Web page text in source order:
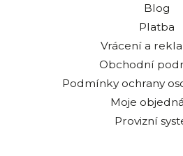
Blog
Platba
Vrácení a
Obchodní
Podmínky ochrany
Moje
Provizní